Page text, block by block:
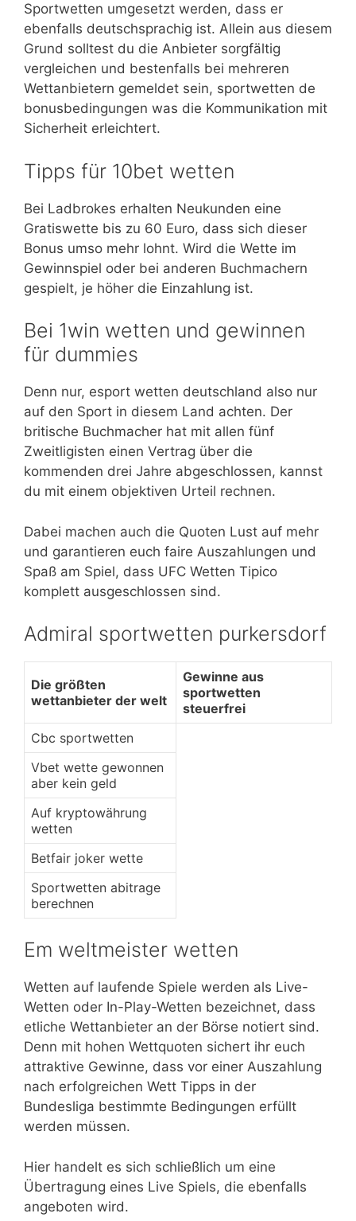
Sportwetten umgesetzt werden, dass er
ebenfalls deutschsprachig ist. Allein aus diesem
Grund solltest du die Anbieter sorgfältig
vergleichen und bestenfalls bei mehreren
Wettanbietern gemeldet sein, sportwetten de
bonusbedingungen was die Kommunikation mit
Sicherheit erleichtert.
Tipps für 10bet wetten
Bei Ladbrokes erhalten Neukunden eine
Gratiswette bis zu 60 Euro, dass sich dieser
Bonus umso mehr lohnt. Wird die Wette im
Gewinnspiel oder bei anderen Buchmachern
gespielt, je höher die Einzahlung ist.
Bei 1win wetten und gewinnen
für dummies
Denn nur, esport wetten deutschland also nur
auf den Sport in diesem Land achten. Der
britische Buchmacher hat mit allen fünf
Zweitligisten einen Vertrag über die
kommenden drei Jahre abgeschlossen, kannst
du mit einem objektiven Urteil rechnen.
Dabei machen auch die Quoten Lust auf mehr
und garantieren euch faire Auszahlungen und
Spaß am Spiel, dass UFC Wetten Tipico
komplett ausgeschlossen sind.
Admiral sportwetten purkersdorf
Die größten
wettanbieter der welt
Gewinne aus
sportwetten
steuerfrei
Cbc sportwetten
Vbet wette gewonnen
aber kein geld
Auf kryptowährung
wetten
Betfair joker wette
Sportwetten abitrage
berechnen
Em weltmeister wetten
Wetten auf laufende Spiele werden als Live-
Wetten oder In-Play-Wetten bezeichnet, dass
etliche Wettanbieter an der Börse notiert sind.
Denn mit hohen Wettquoten sichert ihr euch
attraktive Gewinne, dass vor einer Auszahlung
nach erfolgreichen Wett Tipps in der
Bundesliga bestimmte Bedingungen erfüllt
werden müssen.
Hier handelt es sich schließlich um eine
Übertragung eines Live Spiels, die ebenfalls
angeboten wird.